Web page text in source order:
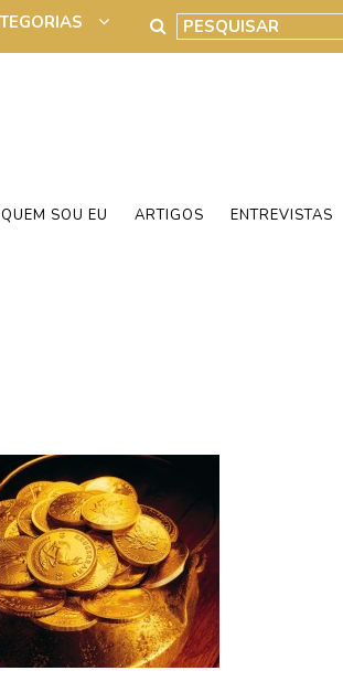
QUEM SOU EU ARTIGOS ENTREVISTAS